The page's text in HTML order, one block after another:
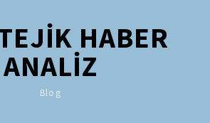
HABER
ANALİZ
Blog